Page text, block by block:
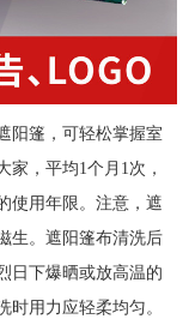
阳篷，可轻松掌握室
，平均1个月1次，
使用年限。注意，遮
生。遮阳篷布清洗后
日下爆晒或放高温的
用力应轻柔均匀。